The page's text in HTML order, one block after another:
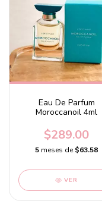
Eau De Parfum
Moroccanoil 4ml
$289.00
5 meses de$63.58
VER